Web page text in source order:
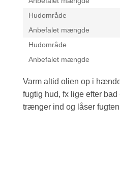
Varm altid olien op i
fugtig hud, fx lige efter
trænger ind og låser